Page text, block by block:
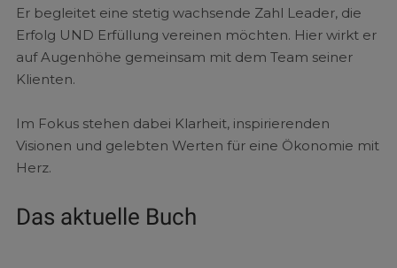
Er begleitet eine stetig wachsende Zahl Leader, die
Erfolg UND Erfüllung vereinen möchten. Hier wirkt er
auf Augenhöhe gemeinsam mit dem Team seiner
Klienten.
Im Fokus stehen dabei Klarheit, inspirierenden
Visionen und gelebten Werten für eine Ökonomie mit
Herz.
Das aktuelle Buch